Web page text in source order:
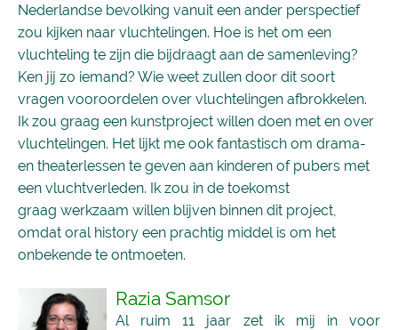
Nederlandse bevolking vanuit een ander perspectief
zou kijken naar vluchtelingen. Hoe is het om een
vluchteling te zijn die bijdraagt aan de samenleving?
Ken jij zo iemand? Wie weet zullen door dit soort
vragen vooroordelen over vluchtelingen afbrokkelen.
Ik zou graag een kunstproject willen doen met en over
vluchtelingen. Het lijkt me ook fantastisch om drama-
en theaterlessen te geven aan kinderen of pubers met
een vluchtverleden. Ik zou in de toekomst
graag werkzaam willen blijven binnen dit project,
omdat oral history een prachtig middel is om het
onbekende te ontmoeten.
Razia Samsor
Al ruim 11 jaar zet ik mij in voor